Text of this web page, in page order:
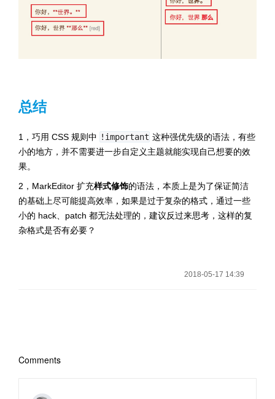
总结
1，巧用 CSS 规则中 !important 这种强优先级的语法，有些
小的地方，并不需要进一步自定义主题就能实现自己想要的效
果。
2，MarkEditor 扩充样式修饰的语法，本质上是为了保证简洁
的基础上尽可能提高效率，如果是过于复杂的格式，通过一些
小的 hack、patch 都无法处理的，建议反过来思考，这样的复
杂格式是否有必要？
2018-05-17 14:39
Comments